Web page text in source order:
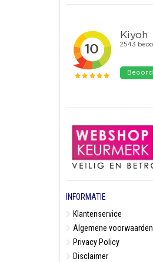
INFORMATIE
Klantenservice
Algemene voorwaarden
Privacy Policy
Disclaimer